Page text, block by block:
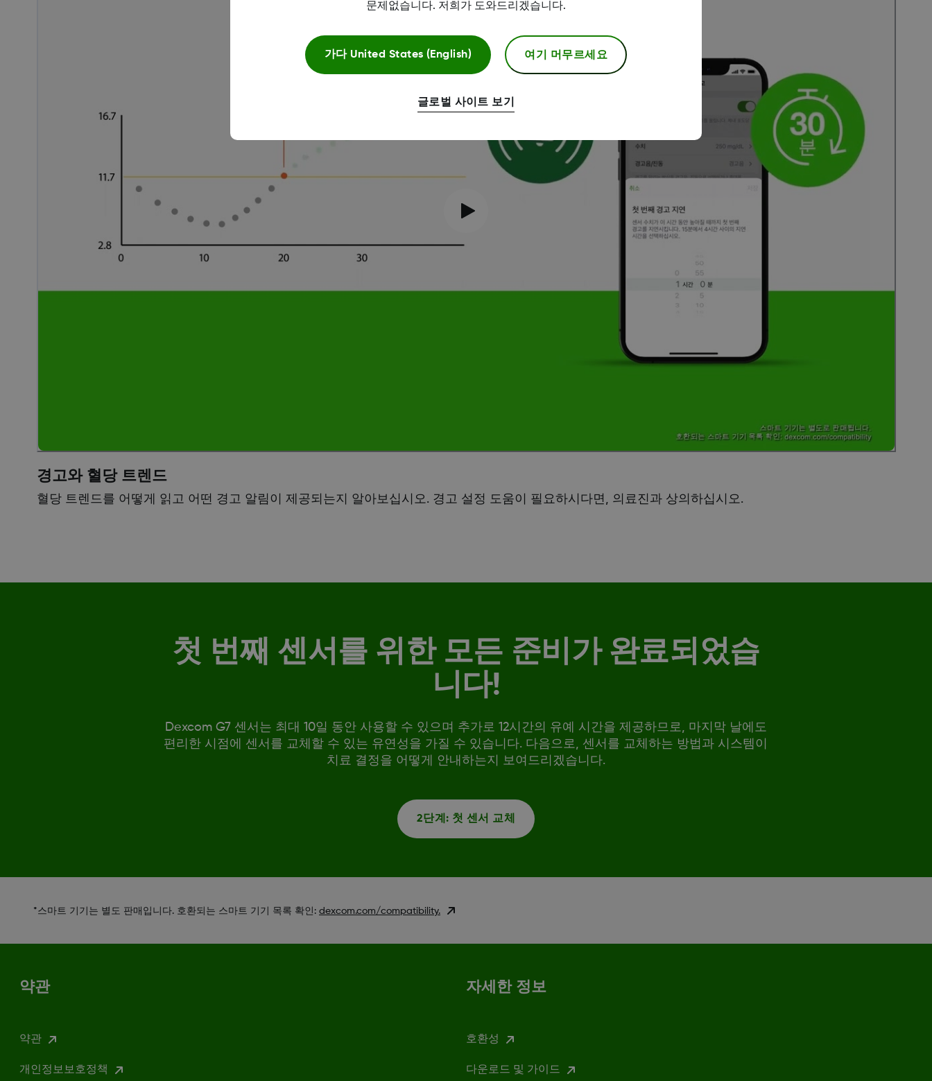
경고와 혈당 트렌드
혈당 트렌드를 어떻게 읽고 어떤 경고 알림이 제공되는지 알아보십시오. 경고 설정 도움이 필요하시다면, 의료진과 상의하십시오.
첫 번째 센서를 위한 모든 준비가 완료되었습
니다!
Dexcom G7 센서는 최대 10일 동안 사용할 수 있으며 추가로 12시간의 유예 시간을 제공하므로, 마지막 날에도
편리한 시점에 센서를 교체할 수 있는 유연성을 가질 수 있습니다. 다음으로, 센서를 교체하는 방법과 시스템이
치료 결정을 어떻게 안내하는지 보여드리겠습니다.
2단계: 첫 센서 교체
*스마트 기기는 별도 판매입니다. 호환되는 스마트 기기 목록 확인: dexcom.com/compatibility.
약관
약관
개인정보보호정책
자세한 정보
호환성
다운로드 및 가이드
문제없습니다. 저희가 도와드리겠습니다.
가다 United States (English) 여기 머무르세요
글로벌 사이트 보기